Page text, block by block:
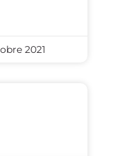
2021